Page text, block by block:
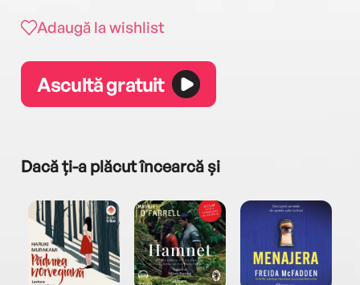
Adaugă la wishlist
Ascultă gratuit
Dacă ți-a plăcut încearcă și